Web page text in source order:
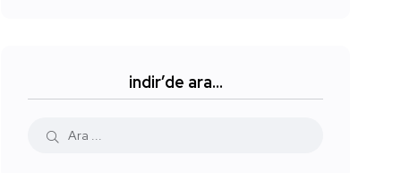
indir’de ara…